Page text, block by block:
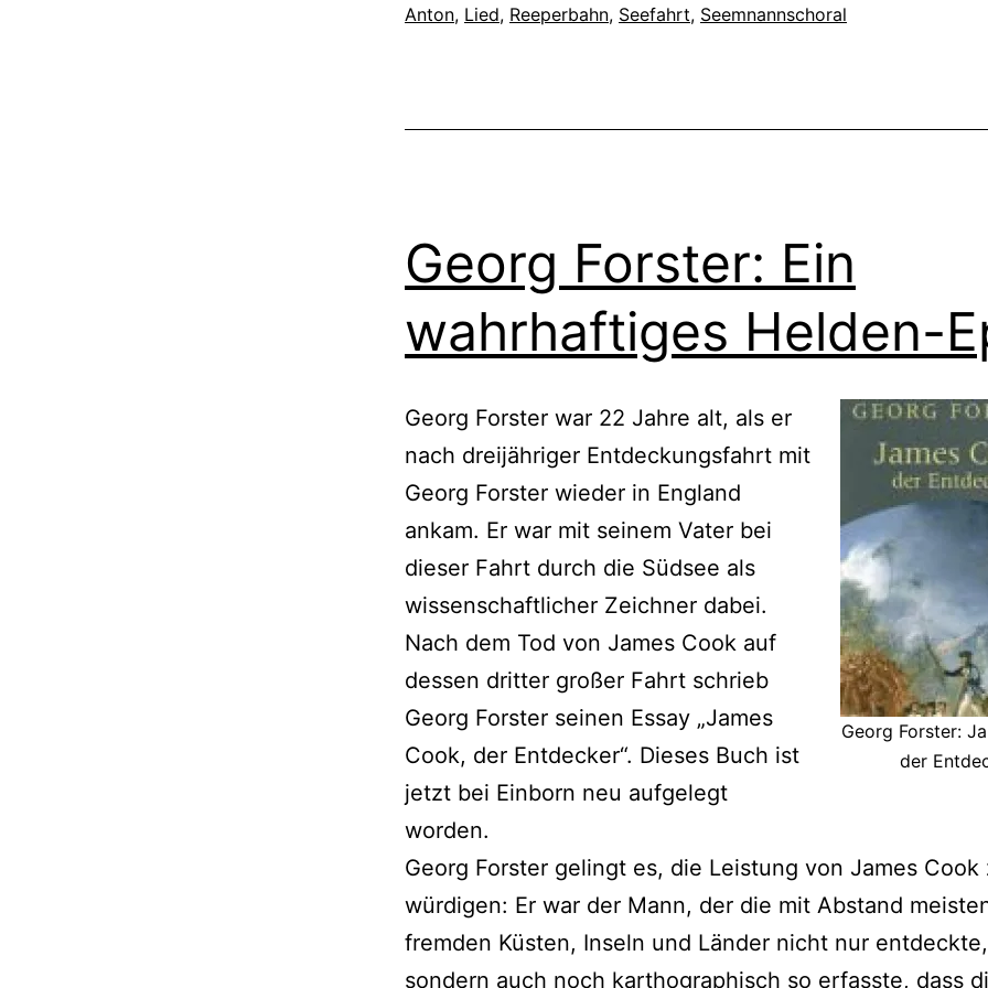
Anton, Lied, Reeperbahn, Seefahrt, Seemnannschoral
Georg Forster: Ein
wahrhaftiges Helden-
Georg Forster:
der
Georg Forster war 22 Jahre alt, als er
nach dreijähriger Entdeckungsfahrt mit
Georg Forster wieder in England
ankam. Er war mit seinem Vater bei
dieser Fahrt durch die Südsee als
wissenschaftlicher Zeichner dabei.
Nach dem Tod von James Cook auf
dessen dritter großer Fahrt schrieb
Georg Forster seinen Essay „James
Cook, der Entdecker“. Dieses Buch ist
jetzt bei Einborn neu aufgelegt
worden.
Georg Forster gelingt es, die Leistung von James Cook
würdigen: Er war der Mann, der die mit Abstand
fremden Küsten, Inseln und Länder nicht nur entdeckte,
sondern auch noch karthographisch so erfasste, dass